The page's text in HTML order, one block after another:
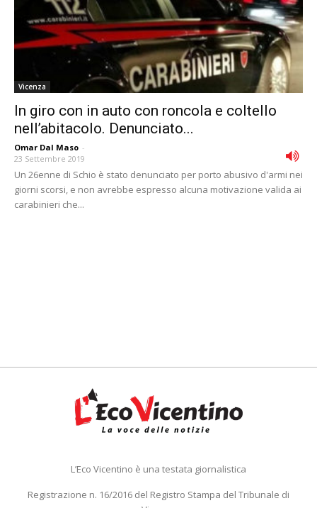
Vicenza
In giro con in auto con roncola e coltello
nell’abitacolo. Denunciato...
Omar Dal Maso -
23 Settembre 2019
Un 26enne di Schio è stato denunciato per porto abusivo d'armi nei
giorni scorsi, e non avrebbe espresso alcuna motivazione valida ai
carabinieri che...
L’Eco Vicentino è una testata giornalistica
Registrazione n. 16/2016 del Registro Stampa del Tribunale di